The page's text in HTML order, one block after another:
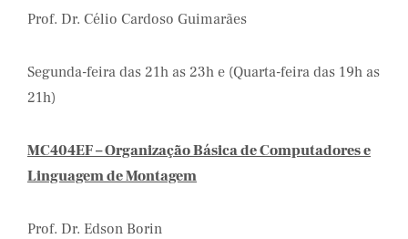
Prof. Dr. Célio Cardoso Guimarães
Segunda-feira das 21h as 23h e (Quarta-feira das 19h as
21h)
MC404EF – Organização Básica de Computadores e
Linguagem de Montagem
Prof. Dr. Edson Borin